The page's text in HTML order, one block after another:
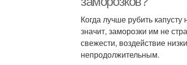
Когда лучше рубить
значит, заморозки им не
свежести, воздействие
непродолжительным.